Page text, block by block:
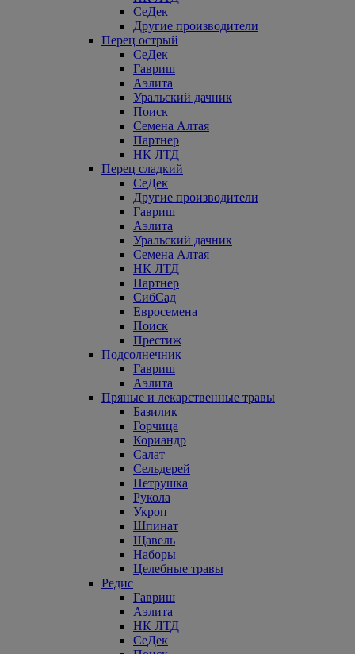
СеДек
Другие производители
Перец острый
СеДек
Гавриш
Аэлита
Уральский дачник
Поиск
Семена Алтая
Партнер
НК ЛТД
Перец сладкий
СеДек
Другие производители
Гавриш
Аэлита
Уральский дачник
Семена Алтая
НК ЛТД
Партнер
СибСад
Евросемена
Поиск
Престиж
Подсолнечник
Гавриш
Аэлита
Пряные и лекарственные травы
Базилик
Горчица
Кориандр
Салат
Сельдерей
Петрушка
Рукола
Укроп
Шпинат
Щавель
Наборы
Целебные травы
Редис
Гавриш
Аэлита
НК ЛТД
СеДек